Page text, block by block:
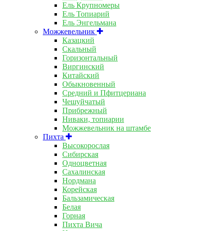
Ель Крупномеры
Ель Топиарий
Ель Энгельмана
Можжевельник
Казацкий
Скальный
Горизонтальный
Виргинский
Китайский
Обыкновенный
Средний и Пфитцериана
Чешуйчатый
Прибрежный
Ниваки, топиарии
Можжевельник на штамбе
Пихта
Высокорослая
Сибирская
Одноцветная
Сахалинская
Нордмана
Корейская
Бальзамическая
Белая
Горная
Пихта Вича